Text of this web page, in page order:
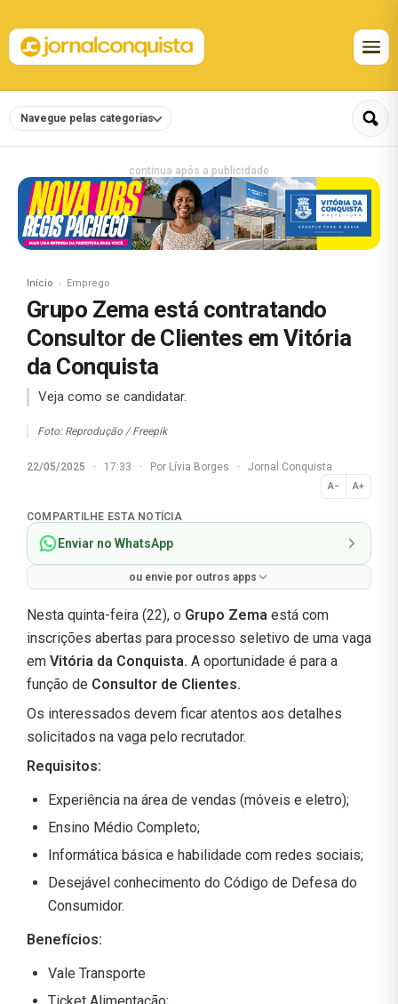
Navegue pelas categorias
continua após a publicidade
Início Emprego
Grupo Zema está contratando
Consultor de Clientes em Vitória
da Conquista
Veja como se candidatar.
Foto: Reprodução / Freepik
22/05/2025 · 17:33 · Por Lívia Borges · Jornal Conquista
A− A+
Normal
COMPARTILHE ESTA NOTÍCIA
Enviar no WhatsApp
ou envie por outros apps
Nesta quinta-feira (22), o Grupo Zema está com
inscrições abertas para processo seletivo de uma vaga
em Vitória da Conquista. A oportunidade é para a
função de Consultor de Clientes.
Os interessados devem ficar atentos aos detalhes
solicitados na vaga pelo recrutador.
Requisitos:
Experiência na área de vendas (móveis e eletro);
Ensino Médio Completo;
Informática básica e habilidade com redes sociais;
Desejável conhecimento do Código de Defesa do
Consumidor.
Benefícios:
Vale Transporte